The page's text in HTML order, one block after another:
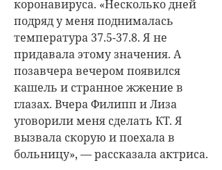
коронавируса. «Несколько дней
подряд у меня поднималась
температура 37.5-37.8. Я не
придавала этому значения. А
позавчера вечером появился
кашель и странное жжение в
глазах. Вчера Филипп и Лиза
уговорили меня сделать КТ. Я
вызвала скорую и поехала в
больницу», — рассказала актриса.